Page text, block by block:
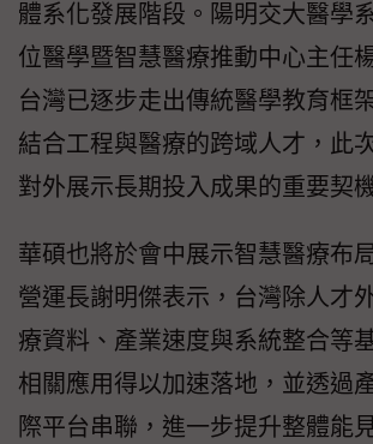
體系化發展階段。陽明交大醫學
位醫學暨智慧醫療推動中心主任
台灣已逐步走出傳統醫學教育框
結合工程與醫療的跨域人才，此
對外展示長期投入成果的重要契
華碩也將於會中展示智慧醫療布
營運長謝明傑表示，台灣除人才
療資料、產業速度與系統整合等
相關應用得以加速落地，並透過
際平台串聯，進一步提升整體能